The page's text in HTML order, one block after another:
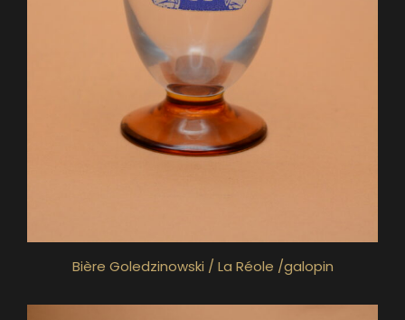
Bière Goledzinowski / La Réole /galopin